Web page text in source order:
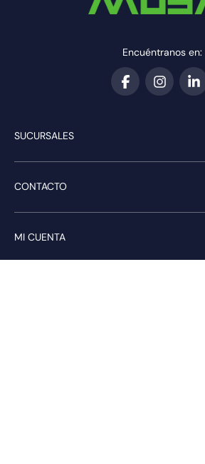
Encuéntranos en:
SUCURSALES
CONTACTO
MI CUENTA